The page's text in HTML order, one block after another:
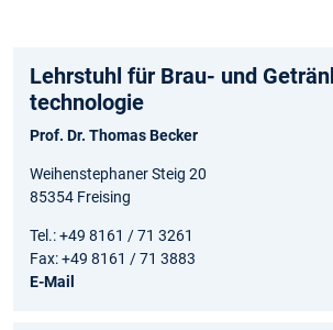
Lehrstuhl für Brau- und
technologie
Prof. Dr. Thomas Becker
Weihenstephaner Steig 20
85354 Freising
Tel.: +49 8161 / 71 3261
Fax: +49 8161 / 71 3883
E-Mail